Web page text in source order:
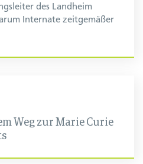
des Landheim
Internate zeitgemäßer
Weg zur Marie Curie